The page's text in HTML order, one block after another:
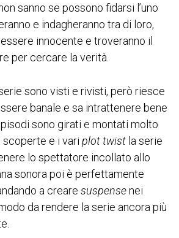
sanno se possono fidarsi l’uno
e indagheranno tra di loro,
innocente e troveranno il
per cercare la verità.
sono visti e rivisti, però riesce
banale e sa intrattenere bene
sono girati e montati molto
scoperte e i vari plot twist la serie
lo spettatore incollato allo
sonora poi è perfettamente
a creare suspensenei
da rendere la serie ancora più